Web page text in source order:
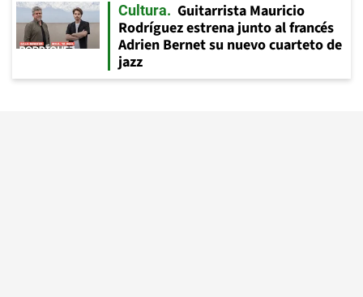
Cultura
Guitarrista Mauricio
Rodríguez estrena junto al francés
Adrien Bernet su nuevo cuarteto de
jazz